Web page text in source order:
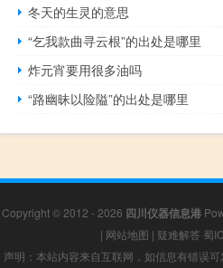
冬天的生灵的意思
“乞我款曲寻云根”的出处是哪里
炸元宵要用很多油吗
“路幽昧以险隘”的出处是哪里
Copyright © 2012 - 2026 四川仪器信息港
| 网站地图 | 疑难解答 蜀
声明：本站内容来自互联网，如信息有错误